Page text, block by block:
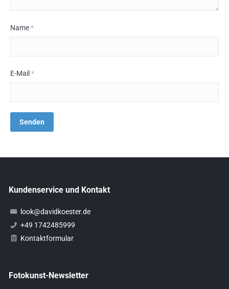
Name*
E-Mail *
Kundenservice und Kontakt
look@davidkoester.de
+49 1742485999
Kontaktformular
Fotokunst-Newsletter